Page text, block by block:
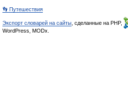
👣 Путешествия
Экспорт словарей на сайты , сделанные на PHP,
WordPress, MODx.